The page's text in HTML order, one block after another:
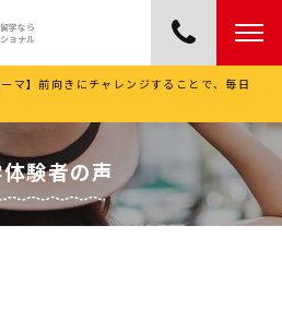
学なら
ョナル
ーマ】前向きにチャレンジすることで、毎日
験者の声